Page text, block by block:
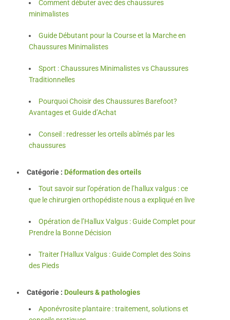
Comment débuter avec des chaussures
minimalistes
Guide Débutant pour la Course et la Marche en
Chaussures Minimalistes
Sport : Chaussures Minimalistes vs Chaussures
Traditionnelles
Pourquoi Choisir des Chaussures Barefoot?
Avantages et Guide d’Achat
Conseil : redresser les orteils abîmés par les
chaussures
Catégorie : Déformation des orteils
Tout savoir sur l’opération de l’hallux valgus : ce
que le chirurgien orthopédiste nous a expliqué en live
Opération de l’Hallux Valgus : Guide Complet pour
Prendre la Bonne Décision
Traiter l’Hallux Valgus : Guide Complet des Soins
des Pieds
Catégorie : Douleurs & pathologies
Aponévrosite plantaire : traitement, solutions et